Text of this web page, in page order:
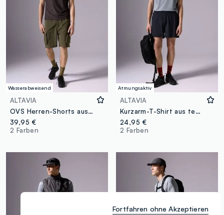
Wasserabweisend
ALTAVIA
OVS Herren-Shorts aus grünem Stoff
39,95 €
2 Farben
Atmungsaktiv
ALTAVIA
Kurzarm-T-Shirt aus technischem Stoff mit Mesh-Detail
24,95 €
2 Farben
Fortfahren ohne Akzeptieren